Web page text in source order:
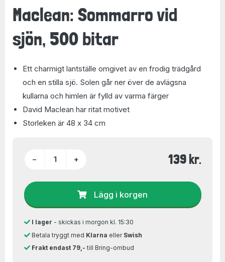
Maclean: Sommarro vid
sjön, 500 bitar
Ett charmigt lantställe omgivet av en frodig trädgård
och en stilla sjö. Solen går ner över de avlägsna
kullarna och himlen är fylld av varma färger
David Maclean har ritat motivet
Storleken är 48 x 34 cm
− + 139 kr.
Lägg i korgen
I lager - skickas i morgon kl. 15:30
Betala tryggt med Klarna eller Swish
Frakt endast 79,- till Bring-ombud